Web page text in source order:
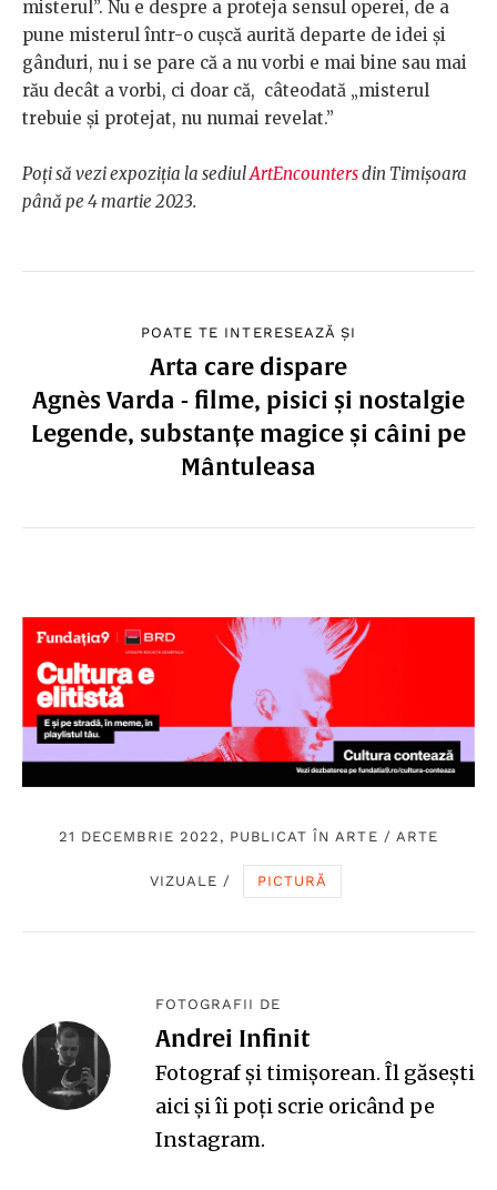
misterul”. Nu e despre a proteja sensul operei, de a
pune misterul într-o cușcă aurită departe de idei și
gânduri, nu i se pare că a nu vorbi e mai bine sau mai
rău decât a vorbi, ci doar că, câteodată „misterul
trebuie și protejat, nu numai revelat.”
Poți să vezi expoziția la sediulArtEncountersdin Timișoara
până pe 4 martie 2023.
POATE TE INTERESEAZĂ ȘI
Arta care dispare
Agnès Varda - filme, pisici și nostalgie
Legende, substanțe magice și câini pe
Mântuleasa
21 DECEMBRIE 2022, PUBLICAT ÎNARTE / ARTE
VIZUALE / PICTURĂ
FOTOGRAFII DE
Andrei Infinit
Fotograf și timișorean. Îl găsești
aiciși îi poți scrie oricând pe
Instagram.